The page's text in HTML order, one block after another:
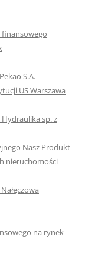
S.A.
US Warszawa
sp. z
Nasz Produkt
nieruchomości
na rynek